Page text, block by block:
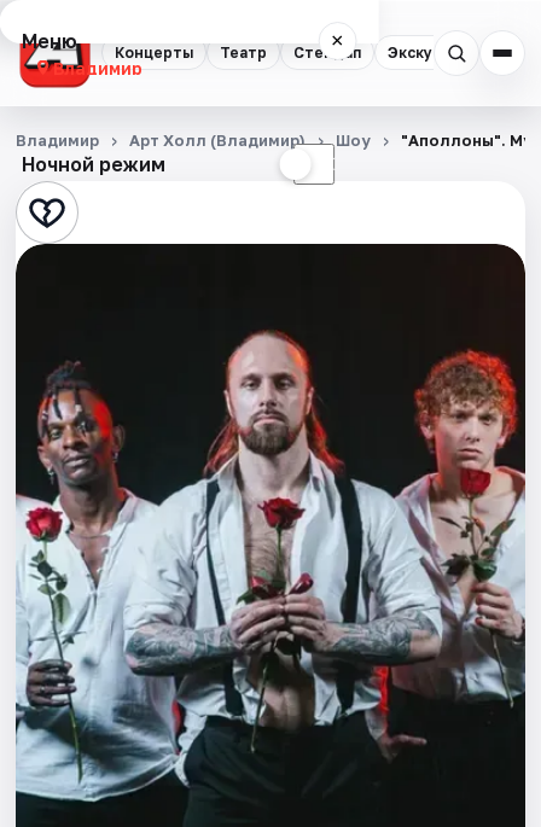
Концерты Театр Стендап Экскурсии
Меню ×
Владимир
Концерты
Театр
Стендап
Города
Площадки
Артисты
Рейтинги
Ночной режим ☾
Владимир Арт Холл (Владимир) Шоу "Аполлоны".